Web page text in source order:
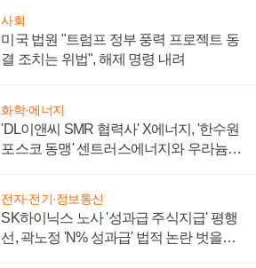
사회
미국 법원 "트럼프 정부 풍력 프로젝트 동
결 조치는 위법", 해제 명령 내려
화학·에너지
'DL이앤씨 SMR 협력사' X에너지, '한수원
포스코 동맹' 센트러스에너지와 우라늄
전자·전기·정보통신
SK하이닉스 노사 '성과급 주식지급' 평행
선, 곽노정 'N% 성과급' 법적 논란 벗을지